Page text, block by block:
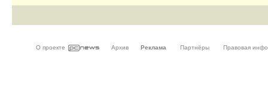
О проекте Архив Реклама Партнёры Правовая